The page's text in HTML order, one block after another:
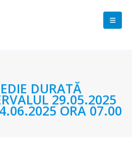
DURATĂ
29.05.2025
ORA 07.00